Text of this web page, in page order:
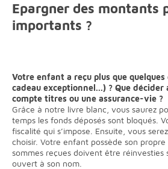
Epargner des montants
importants ?
Votre enfant a reçu plus que quelques
cadeau exceptionnel...) ? Que décider
compte titres ou une assurance-vie ?
Grâce à notre livre blanc, vous saurez
temps les fonds déposés sont bloqués.
fiscalité qui s’impose. Ensuite, vous
choisir. Votre enfant possède son
sommes reçues doivent être réinvesties
ouvert à son nom.